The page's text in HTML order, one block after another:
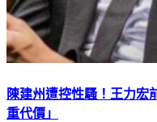
陳建州遭控性騷！王力
重代價」